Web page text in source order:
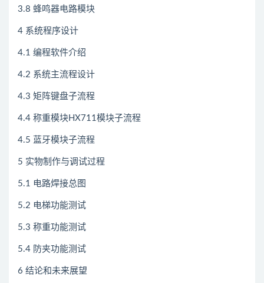
3.8 蜂鸣器电路模块
4 系统程序设计
4.1 编程软件介绍
4.2 系统主流程设计
4.3 矩阵键盘子流程
4.4 称重模块HX711模块子流程
4.5 蓝牙模块子流程
5 实物制作与调试过程
5.1 电路焊接总图
5.2 电梯功能测试
5.3 称重功能测试
5.4 防夹功能测试
6 结论和未来展望